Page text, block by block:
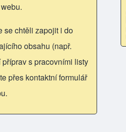
se chtěli zapojit i do
obsahu (např.
s pracovními listy
přes kontaktní formulář